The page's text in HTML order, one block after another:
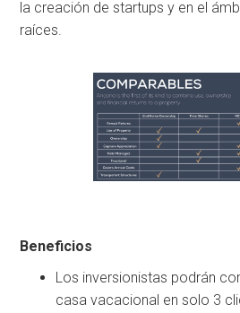
la creación de startups y en el
raíces.
Beneficios
Los inversionistas podrán
casa vacacional en solo 3